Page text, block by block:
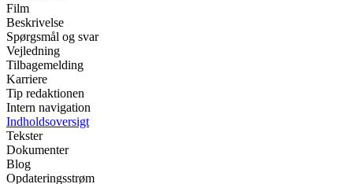
Film
Beskrivelse
Spørgsmål og svar
Vejledning
Tilbagemelding
Karriere
Tip redaktionen
Intern navigation
Indholdsoversigt
Tekster
Dokumenter
Blog
Opdateringsstrøm